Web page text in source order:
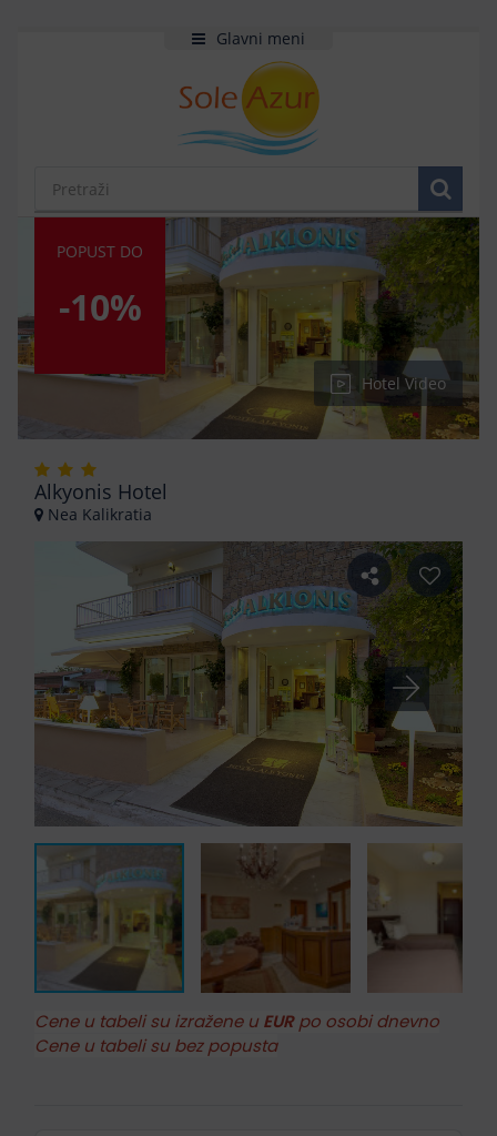
Glavni meni
POPUST DO
-10%
Hotel Video
Alkyonis Hotel
Nea Kalikratia
Cene u tabeli su izražene u EURpo osobi dnevno
Cene u tabeli su bez popusta